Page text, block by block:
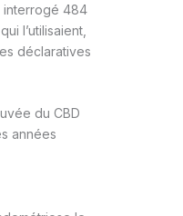
484
l’utilisaient,
déclaratives
du CBD
années